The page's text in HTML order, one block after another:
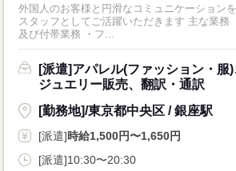
外国人のお客様と円滑なコミュニケーション
スタッフとしてご活躍いただきます 主な業務
及び付帯業務 ・フ...
[派遣]アパレル(ファッション・服)
ジュエリー販売、翻訳・通訳
[勤務地]/東京都中央区 / 銀座駅
[派遣]時給1,500円〜1,650円
[派遣]10:30〜20:30